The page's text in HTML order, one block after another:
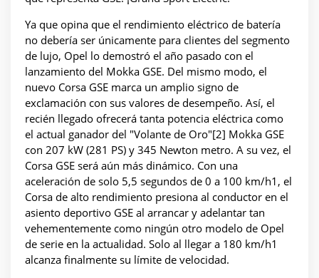
Ya que opina que el rendimiento eléctrico de batería
no debería ser únicamente para clientes del segmento
de lujo, Opel lo demostró el año pasado con el
lanzamiento del Mokka GSE. Del mismo modo, el
nuevo Corsa GSE marca un amplio signo de
exclamación con sus valores de desempeño. Así, el
recién llegado ofrecerá tanta potencia eléctrica como
el actual ganador del "Volante de Oro"[2] Mokka GSE
con 207 kW (281 PS) y 345 Newton metro. A su vez, el
Corsa GSE será aún más dinámico. Con una
aceleración de solo 5,5 segundos de 0 a 100 km/h1, el
Corsa de alto rendimiento presiona al conductor en el
asiento deportivo GSE al arrancar y adelantar tan
vehementemente como ningún otro modelo de Opel
de serie en la actualidad. Solo al llegar a 180 km/h1
alcanza finalmente su límite de velocidad.